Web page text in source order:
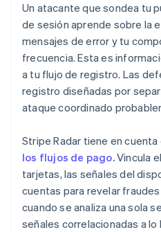
Un atacante que sondea tu
de sesión aprende sobre la
mensajes de error y tu
frecuencia. Esta es
a tu flujo de registro. Las
registro diseñadas por
ataque coordinado
Stripe Radar tiene en
los flujos de pago.Vincula
tarjetas, las señales del
cuentas para revelar
cuando se analiza una sola
señales correlacionadas a lo